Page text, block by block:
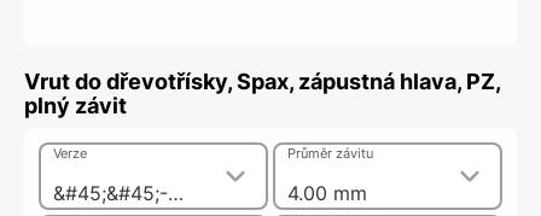
Vrut do dřevotřísky, Spax, zápustná hlava, PZ,
plný závit
&#45;&#45;-Hranatá špička s patentovaným profilem dříku a víceúčelovou hlavou
Verze
4.00 mm
Průměr závitu